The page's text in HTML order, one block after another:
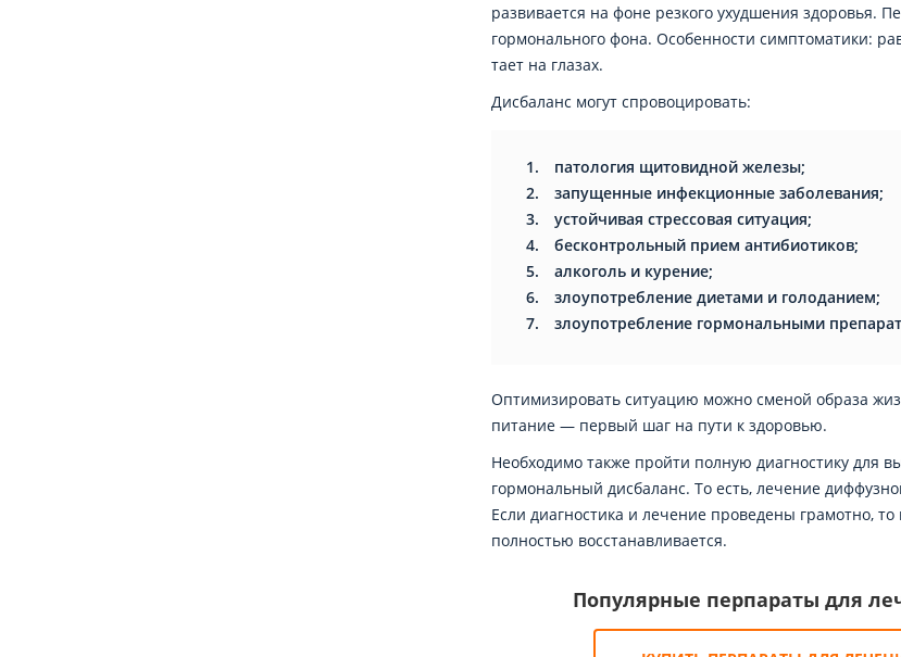
развивается на фоне резкого ухудшения здоровья.
гормонального фона. Особенности симптоматики:
тает на глазах.
Дисбаланс могут спровоцировать:
патология щитовидной железы;
запущенные инфекционные заболевания;
устойчивая стрессовая ситуация;
бесконтрольный прием антибиотиков;
алкоголь и курение;
злоупотребление диетами и голоданием;
злоупотребление гормональными
Оптимизировать ситуацию можно сменой образа
питание — первый шаг на пути к здоровью.
Необходимо также пройти полную диагностику для
гормональный дисбаланс. То есть, лечение
Если диагностика и лечение проведены грамотно,
полностью восстанавливается.
Популярные перпараты для